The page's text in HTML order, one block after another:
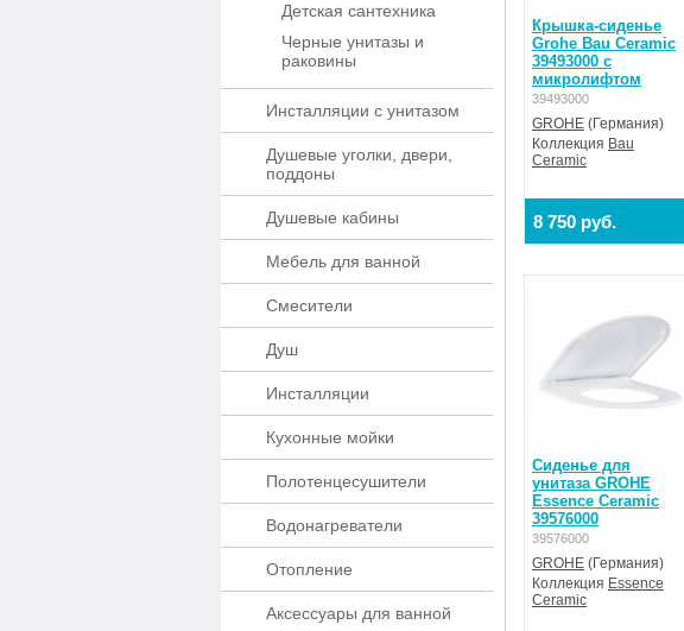
Детская сантехника
Черные унитазы и
раковины
Инсталляции с унитазом
Душевые уголки, двери,
поддоны
Душевые кабины
Мебель для ванной
Смесители
Душ
Инсталляции
Кухонные мойки
Полотенцесушители
Водонагреватели
Отопление
Аксессуары для ванной
Крышка-сиденье
Grohe Bau Ceramic
39493000 с
микролифтом
39493000
GROHE (Германия)
Коллекция Bau
Ceramic
8 750 руб.
Сиденье для
унитаза GROHE
Essence Ceramic
39576000
39576000
GROHE (Германия)
Коллекция Essence
Ceramic